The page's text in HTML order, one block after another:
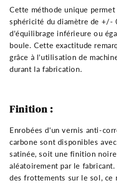
Cette méthode unique
sphéricité du diamètre de +/-
d'équilibrage inférieure ou
boule. Cette exactitude
grâce à l'utilisation de
durant la fabrication.
Finition :
Enrobées d'un vernis anti-
carbone sont disponibles
satinée, soit une finition
aléatoirement par le
des frottements sur le sol, ce